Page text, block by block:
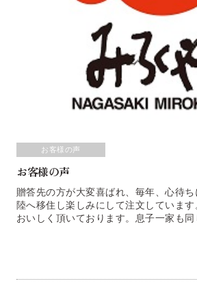
お客様の声
お客様の声
贈答先の方が大変喜ばれ、毎年、心待
陸へ移住し楽しみにして注文しています
おいしく頂いております。息子一家も同
ロリと完食しました。富山県 Ｒ・Ｋ様
りボリューミーになる皿うどん。「風
おいしい！しかも冷蔵庫の残り野菜一